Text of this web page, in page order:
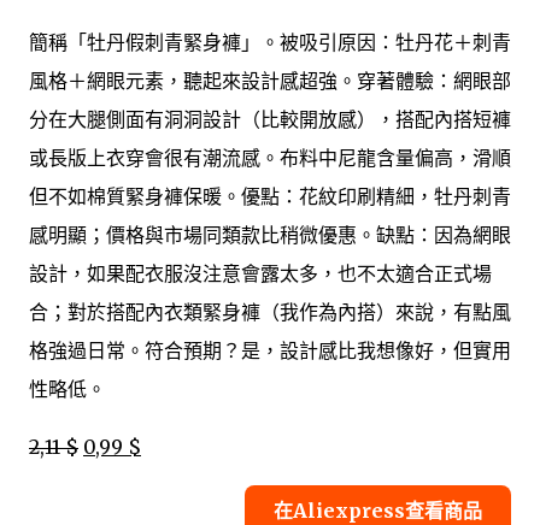
簡稱「牡丹假刺青緊身褲」。被吸引原因：牡丹花＋刺青
風格＋網眼元素，聽起來設計感超強。穿著體驗：網眼部
分在大腿側面有洞洞設計（比較開放感），搭配內搭短褲
或長版上衣穿會很有潮流感。布料中尼龍含量偏高，滑順
但不如棉質緊身褲保暖。優點：花紋印刷精細，牡丹刺青
感明顯；價格與市場同類款比稍微優惠。缺點：因為網眼
設計，如果配衣服沒注意會露太多，也不太適合正式場
合；對於搭配內衣類緊身褲（我作為內搭）來說，有點風
格強過日常。符合預期？是，設計感比我想像好，但實用
性略低。
2,11 $ 0,99 $
在Aliexpress查看商品